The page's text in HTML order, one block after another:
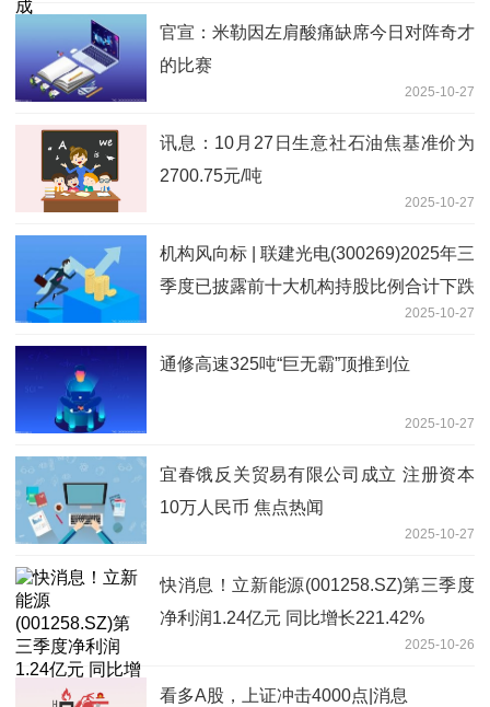
官宣：米勒因左肩酸痛缺席今日对阵奇才
的比赛
2025-10-27
讯息：10月27日生意社石油焦基准价为
2700.75元/吨
2025-10-27
机构风向标 | 联建光电(300269)2025年三
季度已披露前十大机构持股比例合计下跌
2025-10-27
通修高速325吨“巨无霸”顶推到位
2025-10-27
宜春饿反关贸易有限公司成立 注册资本
10万人民币 焦点热闻
2025-10-27
快消息！立新能源(001258.SZ)第三季度
净利润1.24亿元 同比增长221.42%
2025-10-26
看多A股，上证冲击4000点|消息